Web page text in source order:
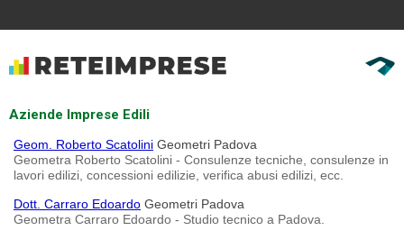
Aziende Imprese Edili
Geom. Roberto Scatolini Geometri Padova
Geometra Roberto Scatolini - Consulenze tecniche, consulenze in
lavori edilizi, concessioni edilizie, verifica abusi edilizi, ecc.
Dott. Carraro Edoardo Geometri Padova
Geometra Carraro Edoardo - Studio tecnico a Padova.